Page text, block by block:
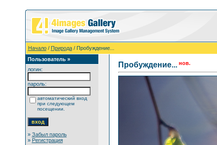
Начало/ Природа/ Пробуждение...
Пользователь »
логин:
пароль:
автоматический вход
при следующем
посещении.
» Забыл пароль
» Регистрация
Пробуждение... нов.